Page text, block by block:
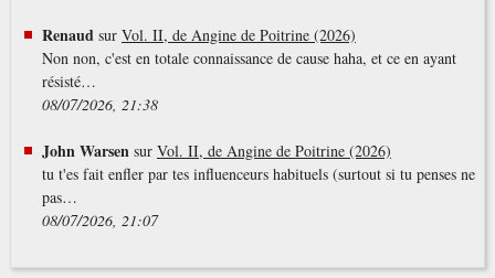
Renaud sur Vol. II, de Angine de Poitrine (2026)
Non non, c'est en totale connaissance de cause haha, et ce en ayant
résisté…
08/07/2026, 21:38
John Warsen sur Vol. II, de Angine de Poitrine (2026)
tu t'es fait enfler par tes influenceurs habituels (surtout si tu penses ne
pas…
08/07/2026, 21:07